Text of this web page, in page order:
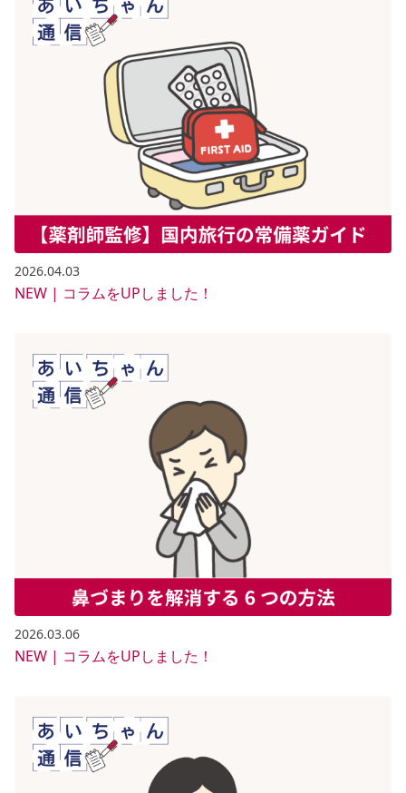
2026.04.03
NEW | コラムをUPしました！
2026.03.06
NEW | コラムをUPしました！